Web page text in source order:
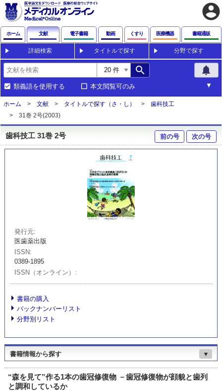
account_circle
ホーム 文献 電子書籍 動画 くすり 医療機器 書籍通販
詳細検索 タイトルで探す 分野で探す
search notifications
類義語を使用する 本文閲覧可のみ
ホーム 文献 タイトルで探す（さ・し）
歯科技工
31巻 2号(2003)
歯科技工 31巻 2号 前の号 次の号
発行元
医歯薬出版
ISSN
0389-1895
ISSN（オンライン）
書籍の購入
バックナンバーリスト
分野別リスト
書籍情報から探す ▼
“森を見て”作る1本の歯冠修復物 －歯冠修復物が顔貌と歯列
と調和しているか